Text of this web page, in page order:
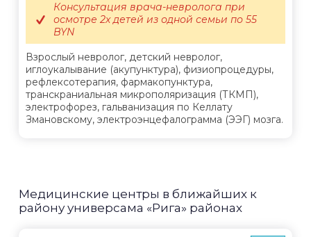
Взрослый невролог, детский невролог,
иглоукалывание (акупунктура), физиопроцедуры,
рефлексотерапия, фармакопунктура,
транскраниальная микрополяризация (ТКМП),
электрофорез, гальванизация по Келлату
Змановскому, электроэнцефалограмма (ЭЭГ) мозга.
Консультация врача-невролога при
осмотре 2х детей из одной семьи по 55
BYN
Медицинские центры в ближайших к
району универсама «Рига» районах